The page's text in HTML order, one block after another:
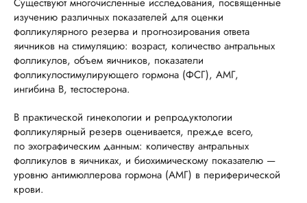
изучению различных показателей для оценки
фолликулярного резерва и прогнозирования ответа
яичников на стимуляцию: возраст, количество антральных
фолликулов, объем яичников, показатели
фолликулостимулирующего гормона (ФСГ), АМГ,
ингибина В, тестостерона.
В практической гинекологии и репродуктологии
фолликулярный резерв оценивается, прежде всего,
по эхографическим данным: количеству антральных
фолликулов в яичниках, и биохимическому показателю —
уровню антимюллерова гормона (АМГ) в периферической
крови.